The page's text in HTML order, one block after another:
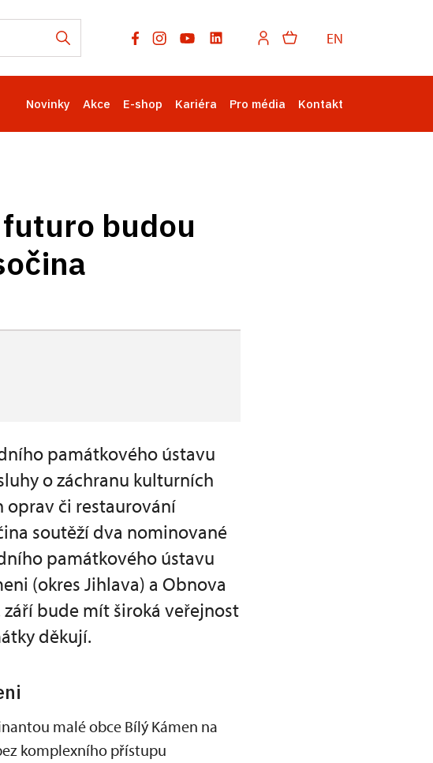
EN
Novinky Akce E-shop Kariéra Pro média Kontakt
budou
památkového ústavu
o záchranu kulturních
oprav či restaurování
soutěží dva nominované
památkového ústavu
(okres Jihlava) a Obnova
bude mít široká veřejnost
děkují.
malé obce Bílý Kámen na
komplexního přístupu